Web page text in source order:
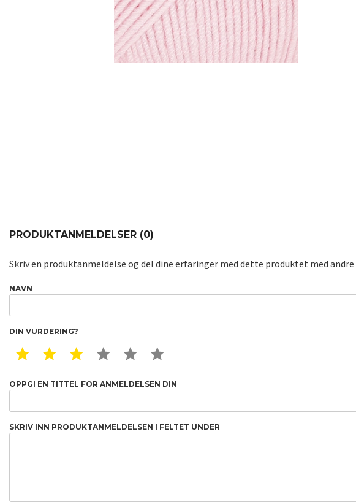
PRODUKTANMELDELSER (0)
Skriv en produktanmeldelse og del dine erfaringer med dette produktet med andre
NAVN
DIN VURDERING?
1 STAR2 STAR3 STAR4 STAR5 STAR
OPPGI EN TITTEL FOR ANMELDELSEN DIN
SKRIV INN PRODUKTANMELDELSEN I FELTET UNDER